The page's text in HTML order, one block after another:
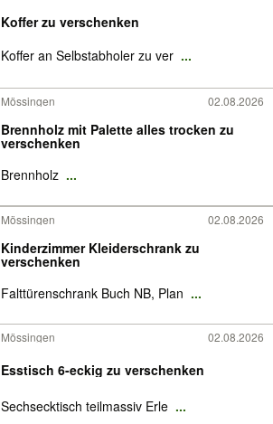
Koffer zu verschenken
Koffer an Selbstabholer zu ver ...
Mössingen 02.08.2026
Brennholz mit Palette alles trocken zu
verschenken
Brennholz ...
Mössingen 02.08.2026
Kinderzimmer Kleiderschrank zu
verschenken
Falttürenschrank Buch NB, Plan ...
Mössingen 02.08.2026
Esstisch 6-eckig zu verschenken
Sechsecktisch teilmassiv Erle ...